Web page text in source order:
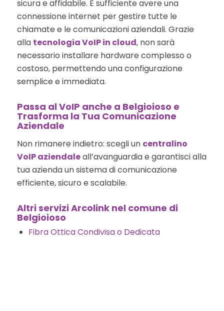
sicura e affidabile. È sufficiente avere una
connessione internet per gestire tutte le
chiamate e le comunicazioni aziendali. Grazie
alla tecnologia VoIP in cloud, non sarà
necessario installare hardware complesso o
costoso, permettendo una configurazione
semplice e immediata.
Passa al VoIP anche a Belgioioso e
Trasforma la Tua Comunicazione
Aziendale
Non rimanere indietro: scegli un centralino
VoIP aziendaleall’avanguardia e garantisci alla
tua azienda un sistema di comunicazione
efficiente, sicuro e scalabile.
Altri servizi Arcolink nel comune di
Belgioioso
Fibra Ottica Condivisa o Dedicata